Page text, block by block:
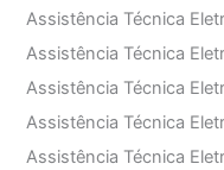
Assistência Técnica
Assistência Técnica
Assistência Técnica
Assistência Técnica
Assistência Técnica